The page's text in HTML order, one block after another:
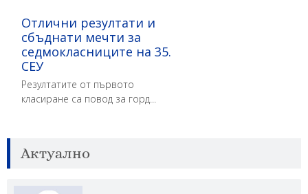
Отлични резултати и
сбъднати мечти за
седмокласниците на 35.
СЕУ
Резултатите от първото
класиране са повод за горд...
Актуално